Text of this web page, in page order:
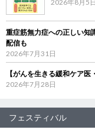
2026年8月5日
重症筋無力症への正しい
配信も
2026年7月31日
【がんを生きる緩和ケア
2026年7月28日
フェスティバル